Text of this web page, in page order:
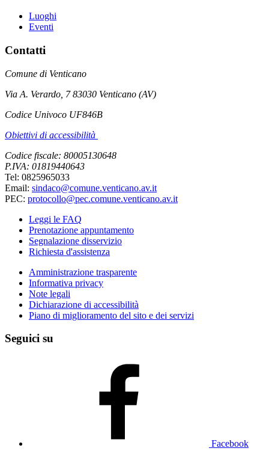
Luoghi
Eventi
Contatti
Comune di Venticano
Via A. Verardo, 7 83030 Venticano (AV)
Codice Univoco UF846B
Obiettivi di accessibilità
Codice fiscale: 80005130648
P.IVA: 01819440643
Tel: 0825965033
Email: sindaco@comune.venticano.av.it
PEC: protocollo@pec.comune.venticano.av.it
Leggi le FAQ
Prenotazione appuntamento
Segnalazione disservizio
Richiesta d'assistenza
Amministrazione trasparente
Informativa privacy
Note legali
Dichiarazione di accessibilità
Piano di miglioramento del sito e dei servizi
Seguici su
Facebook